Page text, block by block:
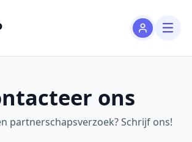
ons
partnerschapsverzoek? Schrijf ons!